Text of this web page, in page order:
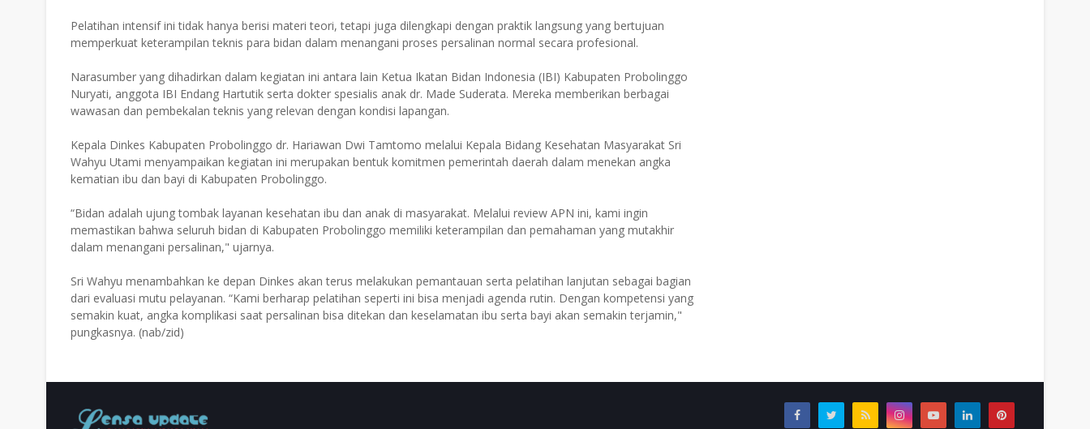
Pelatihan intensif ini tidak hanya berisi materi teori, tetapi juga dilengkapi dengan praktik langsung yang bertujuan
memperkuat keterampilan teknis para bidan dalam menangani proses persalinan normal secara profesional.
Narasumber yang dihadirkan dalam kegiatan ini antara lain Ketua Ikatan Bidan Indonesia (IBI) Kabupaten Probolinggo
Nuryati, anggota IBI Endang Hartutik serta dokter spesialis anak dr. Made Suderata. Mereka memberikan berbagai
wawasan dan pembekalan teknis yang relevan dengan kondisi lapangan.
Kepala Dinkes Kabupaten Probolinggo dr. Hariawan Dwi Tamtomo melalui Kepala Bidang Kesehatan Masyarakat Sri
Wahyu Utami menyampaikan kegiatan ini merupakan bentuk komitmen pemerintah daerah dalam menekan angka
kematian ibu dan bayi di Kabupaten Probolinggo.
“Bidan adalah ujung tombak layanan kesehatan ibu dan anak di masyarakat. Melalui review APN ini, kami ingin
memastikan bahwa seluruh bidan di Kabupaten Probolinggo memiliki keterampilan dan pemahaman yang mutakhir
dalam menangani persalinan," ujarnya.
Sri Wahyu menambahkan ke depan Dinkes akan terus melakukan pemantauan serta pelatihan lanjutan sebagai bagian
dari evaluasi mutu pelayanan. “Kami berharap pelatihan seperti ini bisa menjadi agenda rutin. Dengan kompetensi yang
semakin kuat, angka komplikasi saat persalinan bisa ditekan dan keselamatan ibu serta bayi akan semakin terjamin,"
pungkasnya. (nab/zid)